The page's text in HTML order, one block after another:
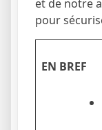
EN BREF